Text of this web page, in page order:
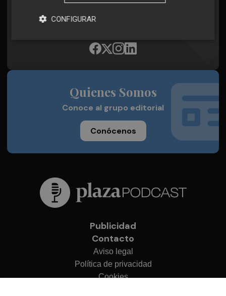
Síguenos en redes
Plaza Podcast, desde cualquier medio
Quienes Somos
Conoce al grupo editorial
Conócenos
Publicidad
Contacto
Aviso legal
Política de privacidad
Cookies
CONFIGURAR